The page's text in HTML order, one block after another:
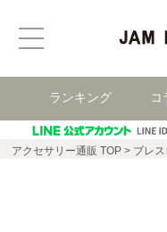
ランキング コ
アクセサリー通販 TOP ブレ